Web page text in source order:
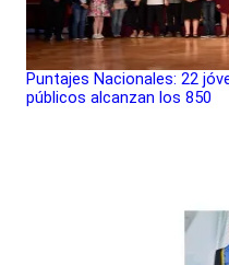
Puntajes Nacionales: 22
públicos alcanzan los 850